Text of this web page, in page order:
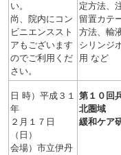
い。
尚、院内にコン
ビニエンススト
アもございます
のでご利用くだ
さい。
定方法、
留置カテ
方法、輸
シリンジ
用 など
日 時）平成３１
年
２月１７日
（日）
会場）市立伊丹
第１０回
北圏域
緩和ケア